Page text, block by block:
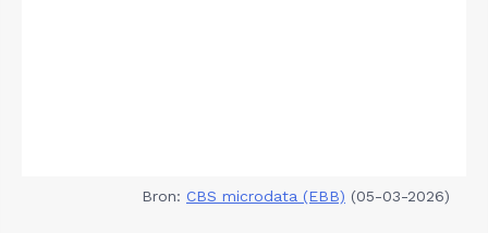
Bron: CBS microdata (EBB) (05-03-2026)